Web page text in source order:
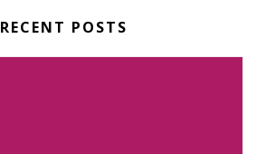
RECENT POSTS